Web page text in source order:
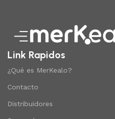
Link Rapidos
¿Qué es MerKealo?
Contacto
Distribuidores